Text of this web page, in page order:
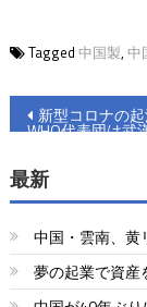
Tagged 中国製, 中
投
ナ
ビ
ゲ
新型コロナの
WHO代表団は武
最新
中国・雲南、黄
夢の起業で資産